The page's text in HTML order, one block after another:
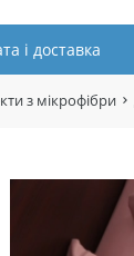
і доставка
з мікрофібри